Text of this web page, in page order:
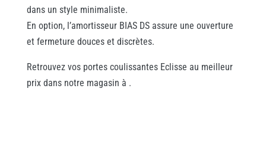
dans un style minimaliste.
En option, l’amortisseur BIAS DS assure une ouverture
et fermeture douces et discrètes.
Retrouvez vos portes coulissantes Eclisse au meilleur
prix dans notre magasin à .